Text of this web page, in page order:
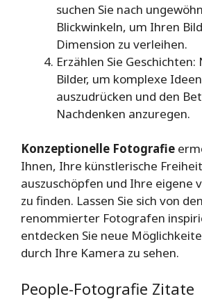
suchen Sie nach
Blickwinkeln, um Ihren
Dimension zu verleihen.
Erzählen Sie Geschichten:
Bilder, um komplexe
auszudrücken und den
Nachdenken anzuregen.
Konzeptionelle Fotografie
Ihnen, Ihre künstlerische
auszuschöpfen und Ihre eigene
zu finden. Lassen Sie sich von
renommierter Fotografen
entdecken Sie neue
durch Ihre Kamera zu sehen.
People-Fotografie Zitate